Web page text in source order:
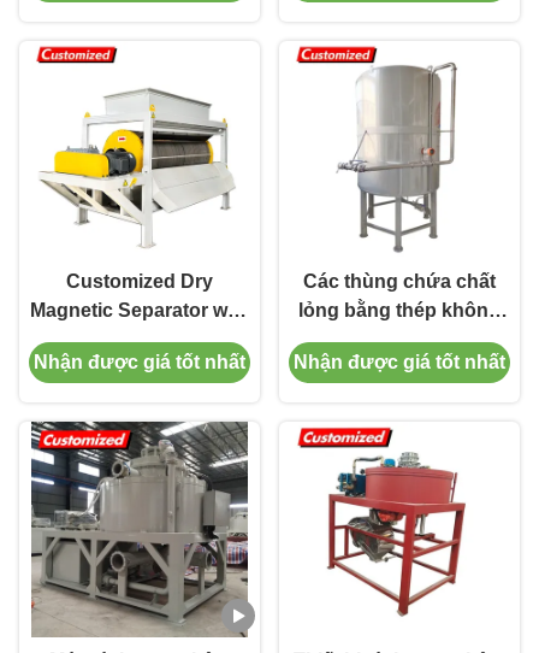
Drum Wet Wet Magnetic
mining, waste-to-energy
plants
Customized Dry
Magnetic Separator with
Magnetic Field Strength
≥3000GS for Efficient
Recycling
Nhận được giá tốt nhất
Các thùng chứa chất
lỏng bằng thép không
gỉThùng chứa 1000
lítThùng phản ứng hóa
caoThùng lưu trữ vật
liệu đường chế biến
sữa và biaThùng lưu
trữ vật liệu công nghiệp
Nhận được giá tốt nhất